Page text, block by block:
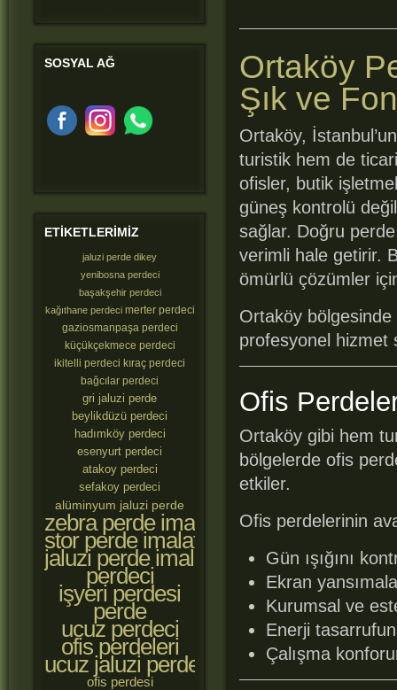
Ortaköy
Şık ve
Ortaköy,
turistik hem de
ofisler, butik
güneş kontrolü
sağlar. Doğru
verimli hale getirir.
ömürlü çözümler
Ortaköy
profesyonel hizmet
Ofis
Ortaköy gibi hem
bölgelerde ofis
etkiler.
Ofis perdelerinin
Gün ışığını
Ekran
Kurumsal ve
Enerji
Çalışma
SOSYAL AĞ
ETIKETLERIMIZ
jaluzi perde dikey
yenibosna perdeci
başakşehir perdeci
kağıthane perdeci merter perdeci
gaziosmanpaşa perdeci
küçükçekmece perdeci
ikitelli perdeci kıraç perdeci
bağcılar perdeci
gri jaluzi perde
beylikdüzü perdeci
hadımköy perdeci
esenyurt perdeci
atakoy perdeci
sefakoy perdeci
alüminyum jaluzi perde
zebra perde imalatçıları
stor perde imalatçıları
jaluzi perde imalatçıları
perdeci
işyeri perdesi
perde
ucuz perdeci
ofis perdeleri
ucuz jaluzi perde
ofis perdesi